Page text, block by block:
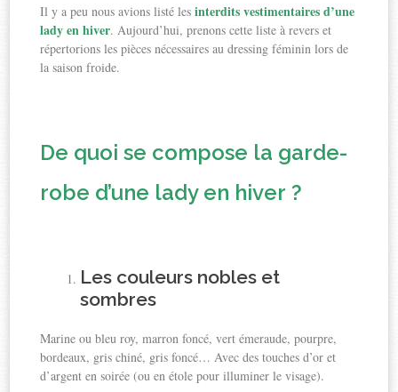
Il y a peu nous avions listé lesinterdits vestimentaires d’une
lady en hiver. Aujourd’hui, prenons cette liste à revers et
répertorions les pièces nécessaires au dressing féminin lors de
la saison froide.
De quoi se compose la garde-
robe d’une lady en hiver ?
Les couleurs nobles et
sombres
Marine ou bleu roy, marron foncé, vert émeraude, pourpre,
bordeaux, gris chiné, gris foncé… Avec des touches d’or et
d’argent en soirée (ou en étole pour illuminer le visage).